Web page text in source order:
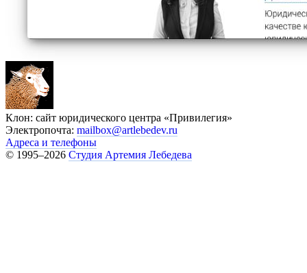
Клон: сайт юридического центра «Привилегия»
Электропочта: mailbox@artlebedev.ru
Адреса и телефоны
© 1995–2026 Студия Артемия Лебедева